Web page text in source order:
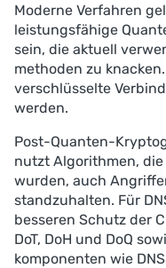
Moderne Verfahren
leistungsfähige
sein, die aktuell
methoden zu
verschlüsselte
werden.
Post-Quanten-
nutzt Algorithmen,
wurden, auch
standzuhalten. Für
besseren Schutz der
DoT, DoH und DoQ
komponenten wie